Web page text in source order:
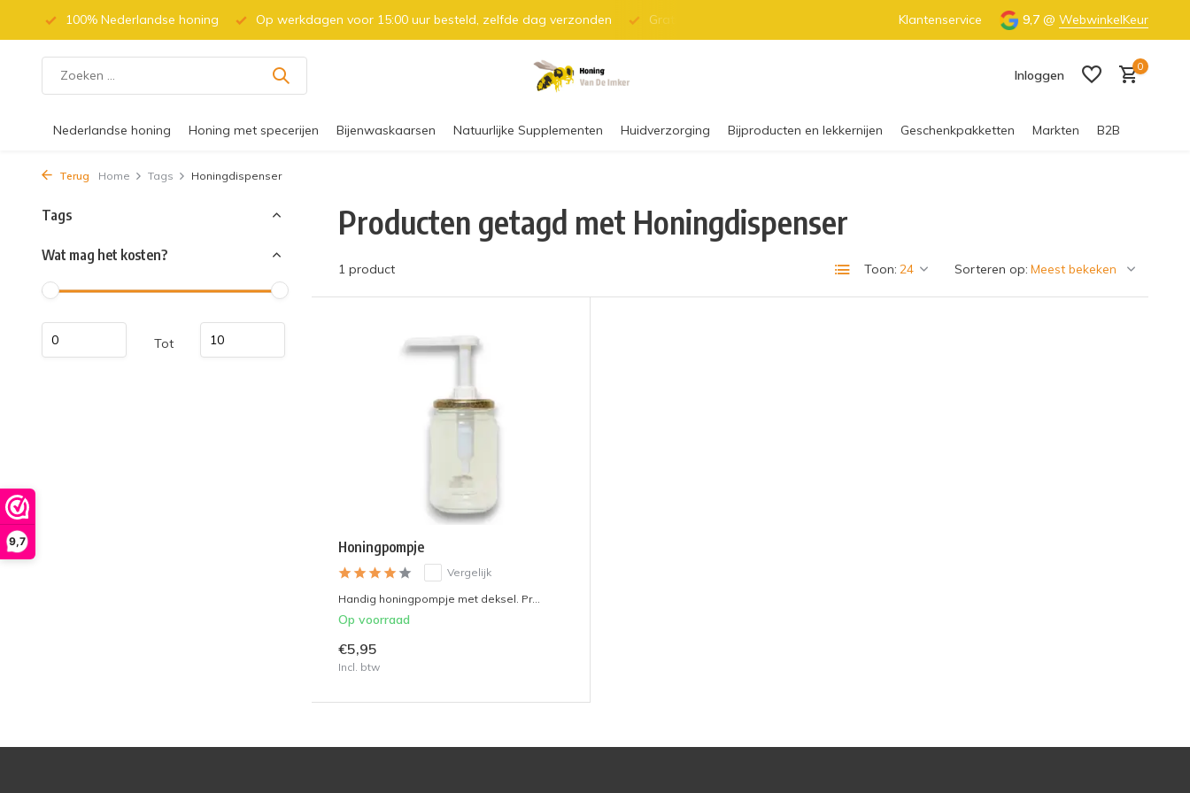
9,7
100% Nederlandse honing Op werkdagen voor 15:00 uur besteld, zelfde dag verzonden Gratis verzending vanaf €55 (NL) & €65 (BE) 100% Nederlandse honing
Klantenservice 9,7 @ WebwinkelKeur
Inloggen
0
Nederlandse honing Honing met specerijen Bijenwaskaarsen Natuurlijke Supplementen Huidverzorging Bijproducten en lekkernijen Geschenkpakketten Markten B2B
Terug Home Tags Honingdispenser
Tags
Wat mag het kosten?
Tot
Producten getagd met Honingdispenser
1 product Toon: Sorteren op:
Honingpompje
Vergelijk
Handig honingpompje met deksel. Pr...
Op voorraad
€5,95
Incl. btw